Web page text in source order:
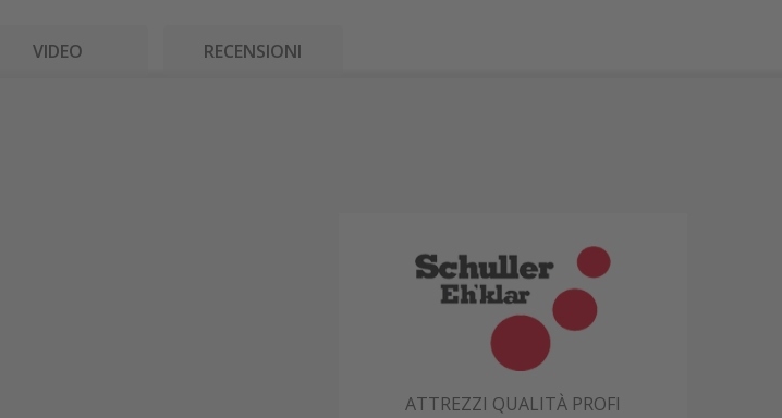
VIDEO RECENSIONI
ATTREZZI QUALITÀ PROFI